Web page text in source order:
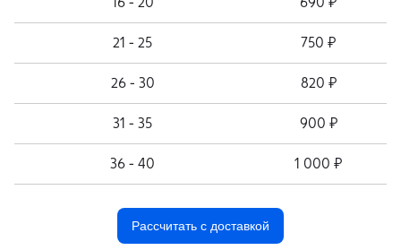
21 - 25 750 ₽
26 - 30 820 ₽
31 - 35 900 ₽
36 - 40 1 000 ₽
Рассчитать с доставкой